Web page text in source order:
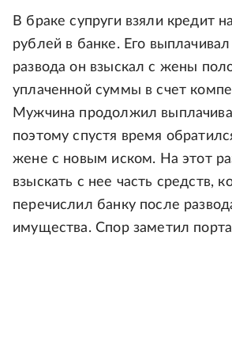
В браке супруги взяли кредит
рублей в банке. Его
развода он взыскал с жены
уплаченной суммы в счет
Мужчина продолжил
поэтому спустя время
жене с новым иском. На этот
взыскать с нее часть средств,
перечислил банку после
имущества. Спор заметил